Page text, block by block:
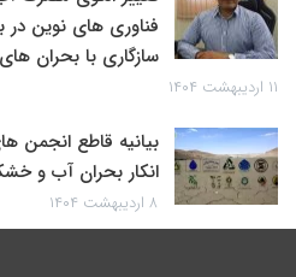
فناوری های نوین در
سازگاری با بحران
۱۱ اردیبهشت ۱۴۰۴
بیانیه قاطع انجمن
انکار بحران آب و
۸ اردیبهشت ۱۴۰۴